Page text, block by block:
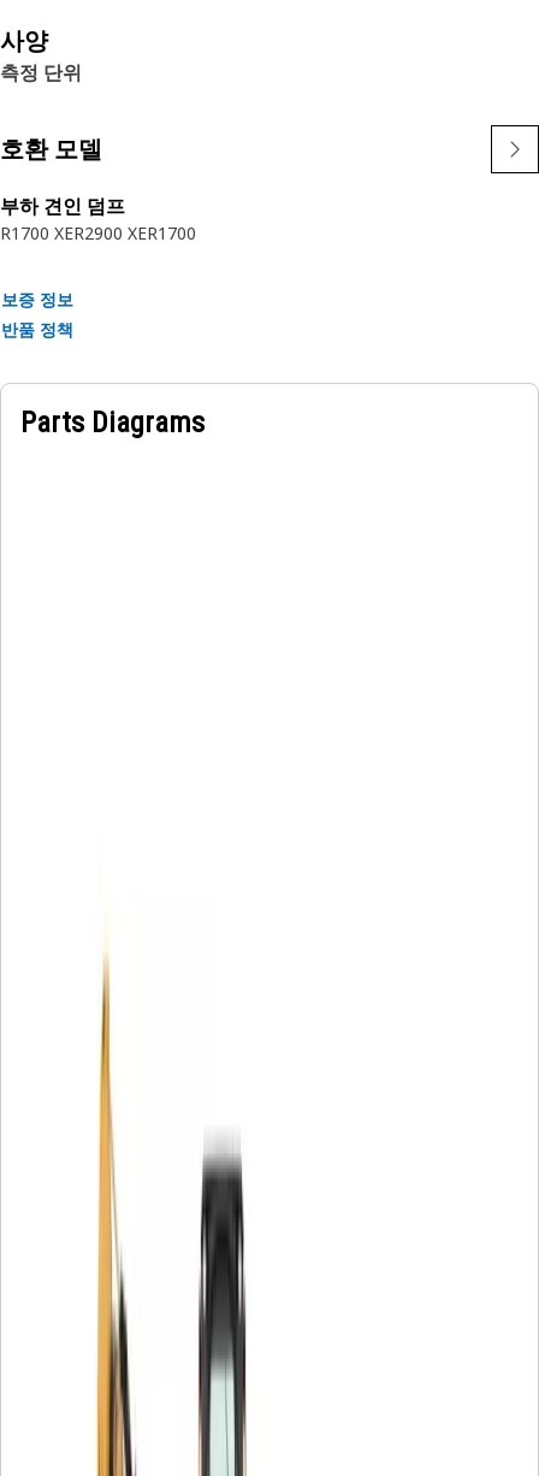
• 오링 및 반조 볼트가 있는 투시 게이지
• 3면에서 보이는 액체 수준
• 장착 준비 완료
작업:
자세한 정보는 소유자 매뉴얼을 참조하거나 현지 Cat 지점으로
사양
측정 단위
호환 모델
부하 견인 덤프
R1700 XER2900 XER1700
보증 정보
반품 정책
Parts Diagrams